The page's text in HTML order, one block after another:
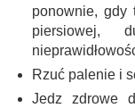
ponownie, gdy
piersiowej,
Rzuć palenie i
Jedz zdrowe